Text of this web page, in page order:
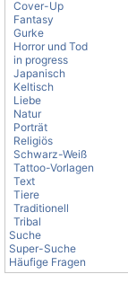
Cover-Up
Fantasy
Gurke
Horror und Tod
in progress
Japanisch
Keltisch
Liebe
Natur
Porträt
Religiös
Schwarz-Weiß
Tattoo-Vorlagen
Text
Tiere
Traditionell
Tribal
Suche
Super-Suche
Häufige Fragen